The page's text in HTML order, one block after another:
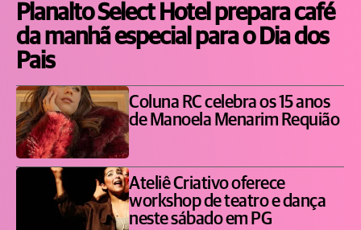
Planalto Select Hotel prepara café
da manhã especial para o Dia dos
Pais
Coluna RC celebra os 15 anos
de Manoela Menarim Requião
Ateliê Criativo oferece
workshop de teatro e dança
neste sábado em PG